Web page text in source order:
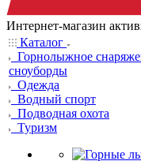
Интернет-магазин
Каталог
Горнолыжное
сноуборды
Одежда
Водный спорт
Подводная охота
Туризм